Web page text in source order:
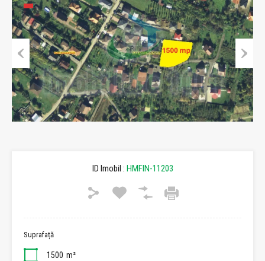
Previous Next
ID Imobil : HMFIN-11203
Suprafață
1500 m²